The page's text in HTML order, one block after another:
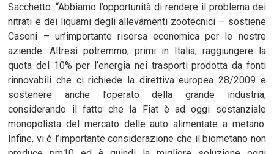
Sacchetto. “Abbiamo l’opportunità di rendere il problema dei
nitrati e dei liquami degli allevamenti zootecnici – sostiene
Casoni – un’importante risorsa economica per le nostre
aziende. Altresì potremmo, primi in Italia, raggiungere la
quota del 10% per l’energia nei trasporti prodotta da fonti
rinnovabili che ci richiede la direttiva europea 28/2009 e
sostenere anche l’operato della grande industria,
considerando il fatto che la Fiat è ad oggi sostanziale
monopolista del mercato delle auto alimentate a metano.
Infine, vi è l’importante considerazione che il biometano non